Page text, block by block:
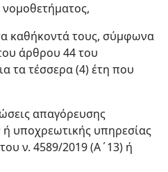
καθήκοντά τους, σύμφωνα
άρθρου 44 του
τα τέσσερα (4) έτη που
απαγόρευσης
υποχρεωτικής υπηρεσίας
ν. 4589/2019 (Α΄13) ή